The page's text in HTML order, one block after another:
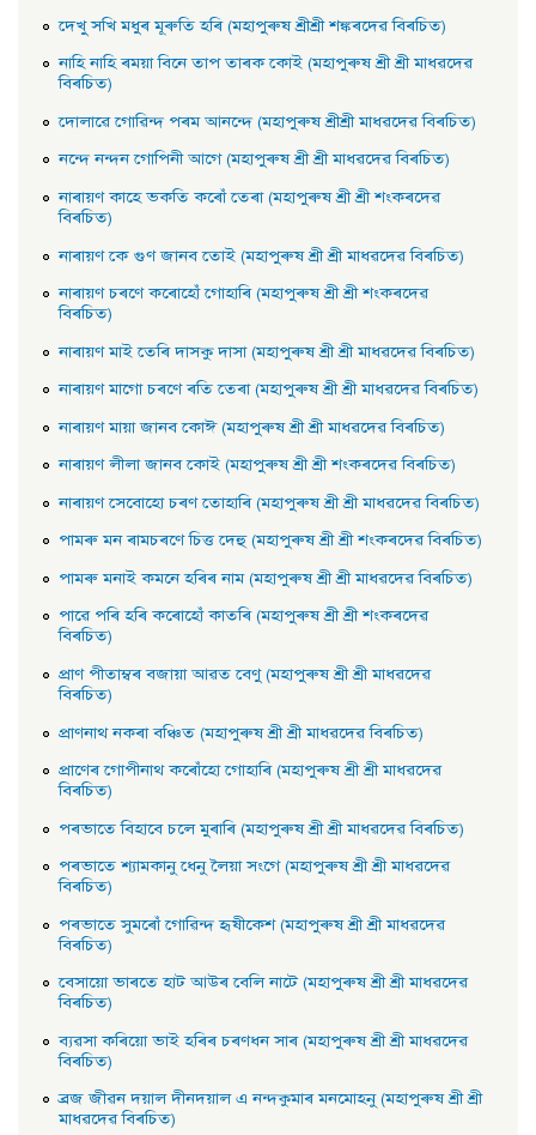
দেখু সখি মধুৰ মূৰুতি হৰি (মহাপুৰুষ শ্ৰীশ্ৰী শঙ্কৰদেৱ বিৰচিত)
নাহি নাহি ৰময়া বিনে তাপ তাৰক কোই (মহাপুৰুষ শ্ৰী শ্ৰী মাধৱদেৱ
বিৰচিত)
দোলাৱে গােৱিন্দ পৰম আনন্দে (মহাপুৰুষ শ্ৰীশ্ৰী মাধৱদেৱ বিৰচিত)
নন্দে নন্দন গােপিনী আগে (মহাপুৰুষ শ্ৰী শ্ৰী মাধৱদেৱ বিৰচিত)
নাৰায়ণ কাহে ভকতি কৰোঁ তেৰা (মহাপুৰুষ শ্ৰী শ্ৰী শংকৰদেৱ
বিৰচিত)
নাৰায়ণ কে গুণ জানব তােই (মহাপুৰুষ শ্ৰী শ্ৰী মাধৱদেৱ বিৰচিত)
নাৰায়ণ চৰণে কৰোহোঁ গােহাৰি (মহাপুৰুষ শ্ৰী শ্ৰী শংকৰদেৱ
বিৰচিত)
নাৰায়ণ মাই তেৰি দাসকু দাসা (মহাপুৰুষ শ্ৰী শ্ৰী মাধৱদেৱ বিৰচিত)
নাৰায়ণ মাগো চৰণে ৰতি তেৰা (মহাপুৰুষ শ্ৰী শ্ৰী মাধৱদেৱ বিৰচিত)
নাৰায়ণ মায়া জানব কোঈ (মহাপুৰুষ শ্ৰী শ্ৰী মাধৱদেৱ বিৰচিত)
নাৰায়ণ লীলা জানব কোই (মহাপুৰুষ শ্ৰী শ্ৰী শংকৰদেৱ বিৰচিত)
নাৰায়ণ সেবােহাে চৰণ তােহাৰি (মহাপুৰুষ শ্ৰী শ্ৰী মাধৱদেৱ বিৰচিত)
পামৰু মন ৰামচৰণে চিত্ত দেহু (মহাপুৰুষ শ্ৰী শ্ৰী শংকৰদেৱ বিৰচিত)
পামৰু মনাই কমনে হৰিৰ নাম (মহাপুৰুষ শ্ৰী শ্ৰী মাধৱদেৱ বিৰচিত)
পাৱে পৰি হৰি কৰোহোঁ কাতৰি (মহাপুৰুষ শ্ৰী শ্ৰী শংকৰদেৱ
বিৰচিত)
প্রাণ পীতাম্বৰ বজায়া আৱত বেণু (মহাপুৰুষ শ্ৰী শ্ৰী মাধৱদেৱ
বিৰচিত)
প্রাণনাথ নকৰা বঞ্চিত (মহাপুৰুষ শ্ৰী শ্ৰী মাধৱদেৱ বিৰচিত)
প্রাণেৰ গােপীনাথ কৰোঁহাে গােহাৰি (মহাপুৰুষ শ্ৰী শ্ৰী মাধৱদেৱ
বিৰচিত)
পৰভাতে বিহাবে চলে মুৰাৰি (মহাপুৰুষ শ্ৰী শ্ৰী মাধৱদেৱ বিৰচিত)
পৰভাতে শ্যামকানু ধেনু লৈয়া সংগে (মহাপুৰুষ শ্ৰী শ্ৰী মাধৱদেৱ
বিৰচিত)
পৰভাতে সুমৰোঁ গােৱিন্দ হৃষীকেশ (মহাপুৰুষ শ্ৰী শ্ৰী মাধৱদেৱ
বিৰচিত)
বেসায়াে ভাৰতে হাট আউৰ বেলি নাটে (মহাপুৰুষ শ্ৰী শ্ৰী মাধৱদেৱ
বিৰচিত)
ব্যৱসা কৰিয়াে ভাই হৰিৰ চৰণধন সাৰ (মহাপুৰুষ শ্ৰী শ্ৰী মাধৱদেৱ
বিৰচিত)
ব্রজ জীৱন দয়াল দীনদয়াল এ নন্দকুমাৰ মনমােহনু (মহাপুৰুষ শ্ৰী শ্ৰী
মাধৱদেৱ বিৰচিত)